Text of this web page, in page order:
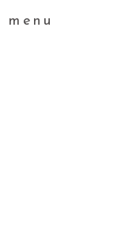
menu